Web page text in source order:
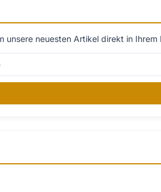
unsere neuesten Artikel direkt in